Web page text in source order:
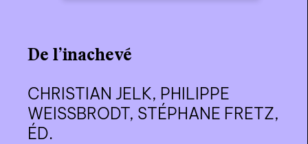
De l’inachevé
CHRISTIAN JELK, PHILIPPE
WEISSBRODT, STÉPHANE FRETZ,
ÉD.